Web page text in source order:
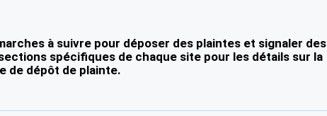
à suivre pour déposer des plaintes et signaler des
spécifiques de chaque site pour les détails sur la
de dépôt de plainte.